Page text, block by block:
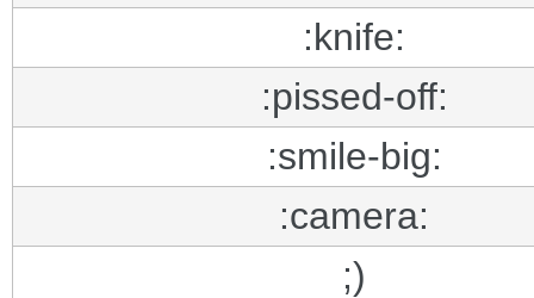
:knife:
:pissed-off:
:smile-big:
:camera:
;)